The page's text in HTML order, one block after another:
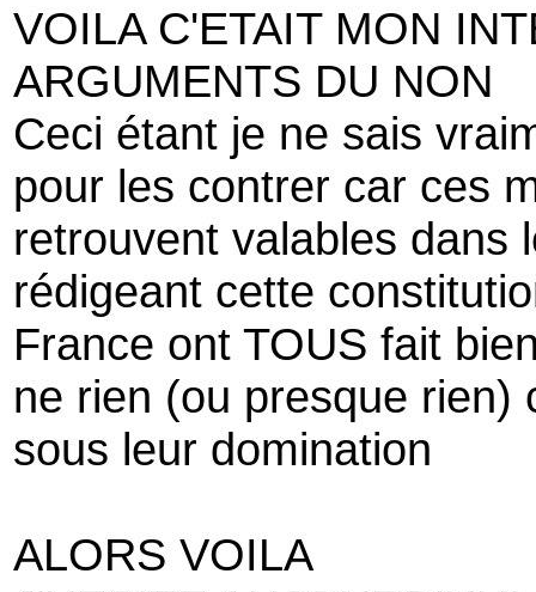
VOILA C'ETAIT MON
ARGUMENTS DU NON
Ceci étant je ne sais
pour les contrer car ces
retrouvent valables dans
rédigeant cette
France ont TOUS fait
ne rien (ou presque rien)
sous leur domination
ALORS VOILA